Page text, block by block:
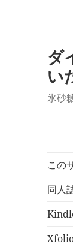
ダ
い
氷砂
この
同人